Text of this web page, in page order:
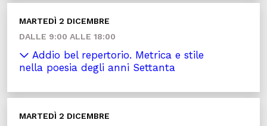
MARTEDÌ 2 DICEMBRE
DALLE 9:00 ALLE 18:00
Addio bel repertorio. Metrica e stile
nella poesia degli anni Settanta
MARTEDÌ 2 DICEMBRE